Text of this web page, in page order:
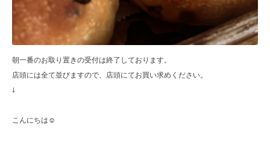
朝一番のお取り置きの受付は終了しております。
店頭には全て並びますので、店頭にてお買い求めください。
↓
こんにちは☺︎